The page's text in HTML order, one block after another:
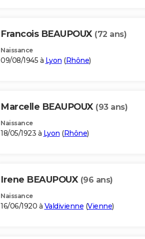
Francois BEAUPOUX (72 ans)
Naissance
09/08/1945 à Lyon (Rhône)
Marcelle BEAUPOUX (93 ans)
Naissance
18/05/1923 à Lyon (Rhône)
Irene BEAUPOUX (96 ans)
Naissance
16/06/1920 à Valdivienne (Vienne)